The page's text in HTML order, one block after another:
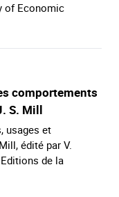
of Economic
comportements
S. Mill
usages et
édité par V.
de la